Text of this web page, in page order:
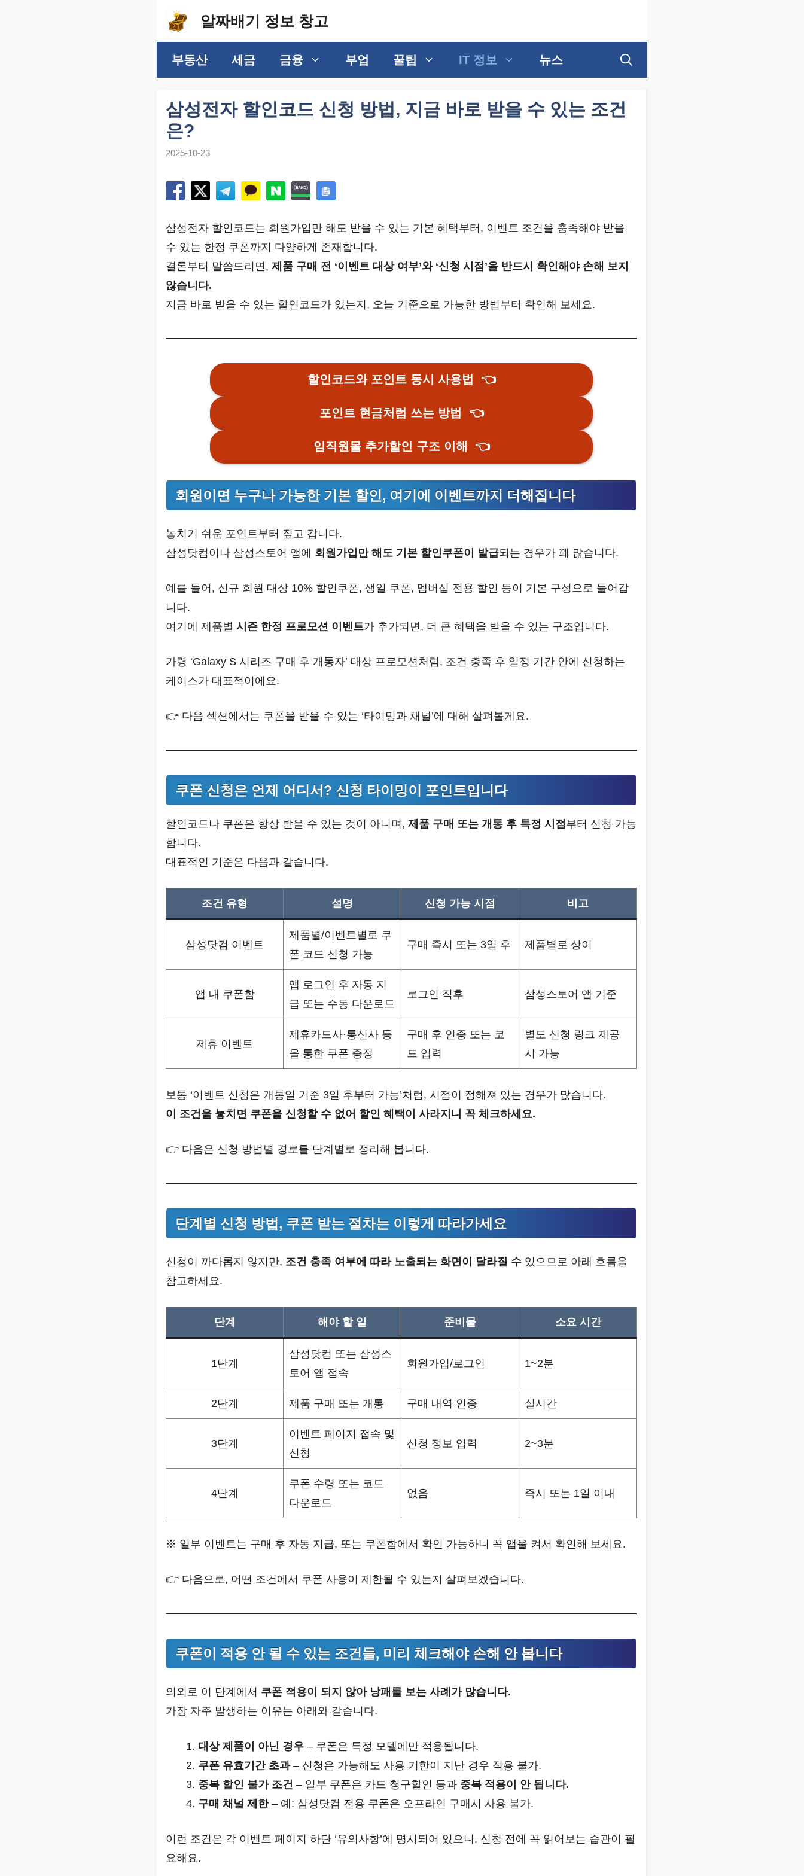
알짜배기 정보 창고
부동산 세금 금융 부업 꿀팁 IT 정보 뉴스
삼성전자 할인코드 신청 방법, 지금 바로 받을 수 있는 조건
은?
2025-10-23
삼성전자 할인코드는 회원가입만 해도 받을 수 있는 기본 혜택부터, 이벤트 조건을 충족해야 받을
수 있는 한정 쿠폰까지 다양하게 존재합니다.
결론부터 말씀드리면, 제품 구매 전 ‘이벤트 대상 여부’와 ‘신청 시점’을 반드시 확인해야 손해 보지
않습니다.
지금 바로 받을 수 있는 할인코드가 있는지, 오늘 기준으로 가능한 방법부터 확인해 보세요.
할인코드와 포인트 동시 사용법 👈
포인트 현금처럼 쓰는 방법 👈
임직원몰 추가할인 구조 이해 👈
회원이면 누구나 가능한 기본 할인, 여기에 이벤트까지 더해집니다
놓치기 쉬운 포인트부터 짚고 갑니다.
삼성닷컴이나 삼성스토어 앱에 회원가입만 해도 기본 할인쿠폰이 발급되는 경우가 꽤 많습니다.
예를 들어, 신규 회원 대상 10% 할인쿠폰, 생일 쿠폰, 멤버십 전용 할인 등이 기본 구성으로 들어갑
니다.
여기에 제품별 시즌 한정 프로모션 이벤트가 추가되면, 더 큰 혜택을 받을 수 있는 구조입니다.
가령 ‘Galaxy S 시리즈 구매 후 개통자’ 대상 프로모션처럼, 조건 충족 후 일정 기간 안에 신청하는
케이스가 대표적이에요.
👉 다음 섹션에서는 쿠폰을 받을 수 있는 ‘타이밍과 채널’에 대해 살펴볼게요.
쿠폰 신청은 언제 어디서? 신청 타이밍이 포인트입니다
할인코드나 쿠폰은 항상 받을 수 있는 것이 아니며, 제품 구매 또는 개통 후 특정 시점 부터 신청 가능
합니다.
대표적인 기준은 다음과 같습니다.
조건 유형 설명 신청 가능 시점 비고
삼성닷컴 이벤트
제품별/이벤트별로 쿠
폰 코드 신청 가능
구매 즉시 또는 3일 후 제품별로 상이
앱 내 쿠폰함
앱 로그인 후 자동 지
급 또는 수동 다운로드
로그인 직후 삼성스토어 앱 기준
제휴 이벤트
제휴카드사·통신사 등
을 통한 쿠폰 증정
구매 후 인증 또는 코
드 입력
별도 신청 링크 제공
시 가능
보통 ‘이벤트 신청은 개통일 기준 3일 후부터 가능’처럼, 시점이 정해져 있는 경우가 많습니다.
이 조건을 놓치면 쿠폰을 신청할 수 없어 할인 혜택이 사라지니 꼭 체크하세요.
👉 다음은 신청 방법별 경로를 단계별로 정리해 봅니다.
단계별 신청 방법, 쿠폰 받는 절차는 이렇게 따라가세요
신청이 까다롭지 않지만, 조건 충족 여부에 따라 노출되는 화면이 달라질 수 있으므로 아래 흐름을
참고하세요.
단계 해야 할 일 준비물 소요 시간
1단계
삼성닷컴 또는 삼성스
토어 앱 접속
회원가입/로그인 1~2분
2단계 제품 구매 또는 개통 구매 내역 인증 실시간
3단계
이벤트 페이지 접속 및
신청
신청 정보 입력 2~3분
4단계
쿠폰 수령 또는 코드
다운로드
없음 즉시 또는 1일 이내
※ 일부 이벤트는 구매 후 자동 지급, 또는 쿠폰함에서 확인 가능하니 꼭 앱을 켜서 확인해 보세요.
👉 다음으로, 어떤 조건에서 쿠폰 사용이 제한될 수 있는지 살펴보겠습니다.
쿠폰이 적용 안 될 수 있는 조건들, 미리 체크해야 손해 안 봅니다
의외로 이 단계에서 쿠폰 적용이 되지 않아 낭패를 보는 사례가 많습니다.
가장 자주 발생하는 이유는 아래와 같습니다.
대상 제품이 아닌 경우 – 쿠폰은 특정 모델에만 적용됩니다.
쿠폰 유효기간 초과– 신청은 가능해도 사용 기한이 지난 경우 적용 불가.
중복 할인 불가 조건 – 일부 쿠폰은 카드 청구할인 등과 중복 적용이 안 됩니다.
구매 채널 제한– 예: 삼성닷컴 전용 쿠폰은 오프라인 구매시 사용 불가.
이런 조건은 각 이벤트 페이지 하단 ‘유의사항’에 명시되어 있으니, 신청 전에 꼭 읽어보는 습관이 필
요해요.